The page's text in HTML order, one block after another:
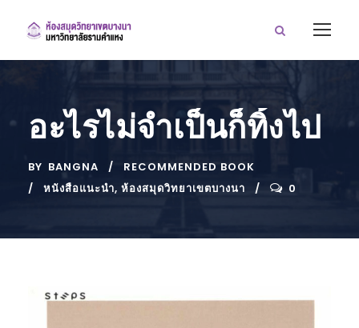
อะไรไม่จำเป็นก็ทิ้งไป
BY BANGNA
RECOMMENDED BOOK
หนังสือแนะนำ, ห้องสมุดวิทยาเขตบางนา 0